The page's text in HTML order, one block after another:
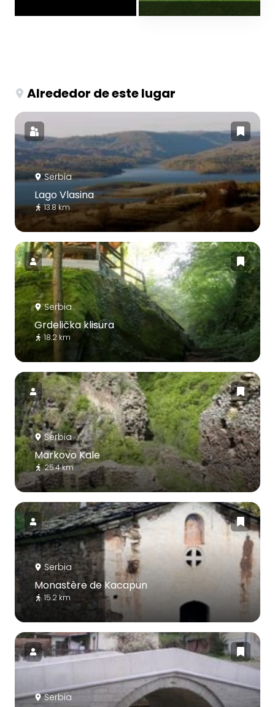
Alrededor de este lugar
Serbia
Lago Vlasina
13.8 km
Serbia
Grdelička klisura
18.2 km
Serbia
Markovo Kale
25.4 km
Serbia
Monastère de Kacapun
15.2 km
Serbia